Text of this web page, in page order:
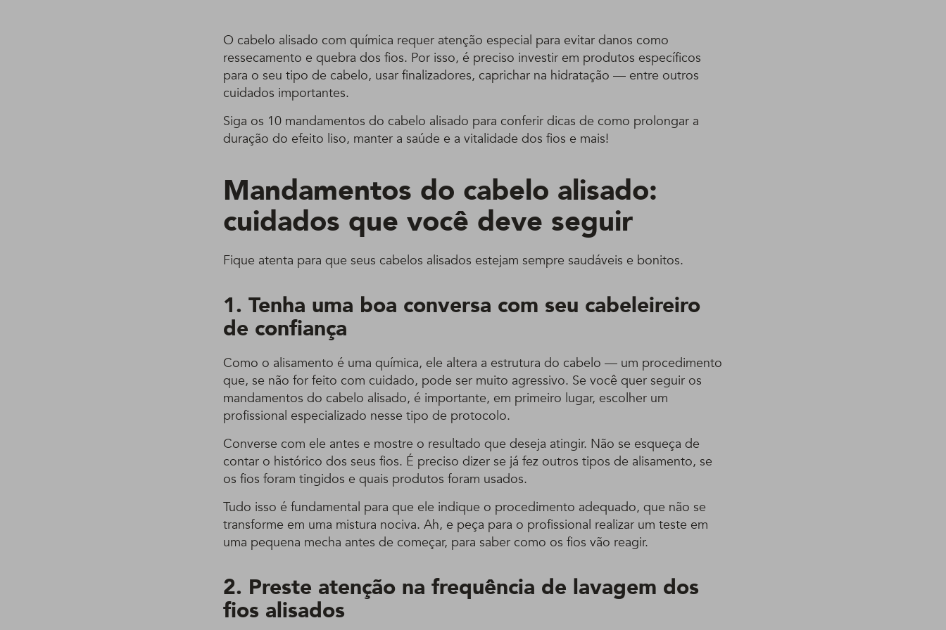
O cabelo alisado com química requer atenção especial para evitar danos como
ressecamento e quebra dos fios. Por isso, é preciso investir em produtos específicos
para o seu tipo de cabelo, usar finalizadores, caprichar na hidratação — entre outros
cuidados importantes.
Siga os 10 mandamentos do cabelo alisado para conferir dicas de como prolongar a
duração do efeito liso, manter a saúde e a vitalidade dos fios e mais!
Mandamentos do cabelo alisado:
cuidados que você deve seguir
Fique atenta para que seus cabelos alisados estejam sempre saudáveis e bonitos.
1. Tenha uma boa conversa com seu cabeleireiro
de confiança
Como o alisamento é uma química, ele altera a estrutura do cabelo — um procedimento
que, se não for feito com cuidado, pode ser muito agressivo. Se você quer seguir os
mandamentos do cabelo alisado, é importante, em primeiro lugar, escolher um
profissional especializado nesse tipo de protocolo.
Converse com ele antes e mostre o resultado que deseja atingir. Não se esqueça de
contar o histórico dos seus fios. É preciso dizer se já fez outros tipos de alisamento, se
os fios foram tingidos e quais produtos foram usados.
Tudo isso é fundamental para que ele indique o procedimento adequado, que não se
transforme em uma mistura nociva. Ah, e peça para o profissional realizar um teste em
uma pequena mecha antes de começar, para saber como os fios vão reagir.
2. Preste atenção na frequência de lavagem dos
fios alisados